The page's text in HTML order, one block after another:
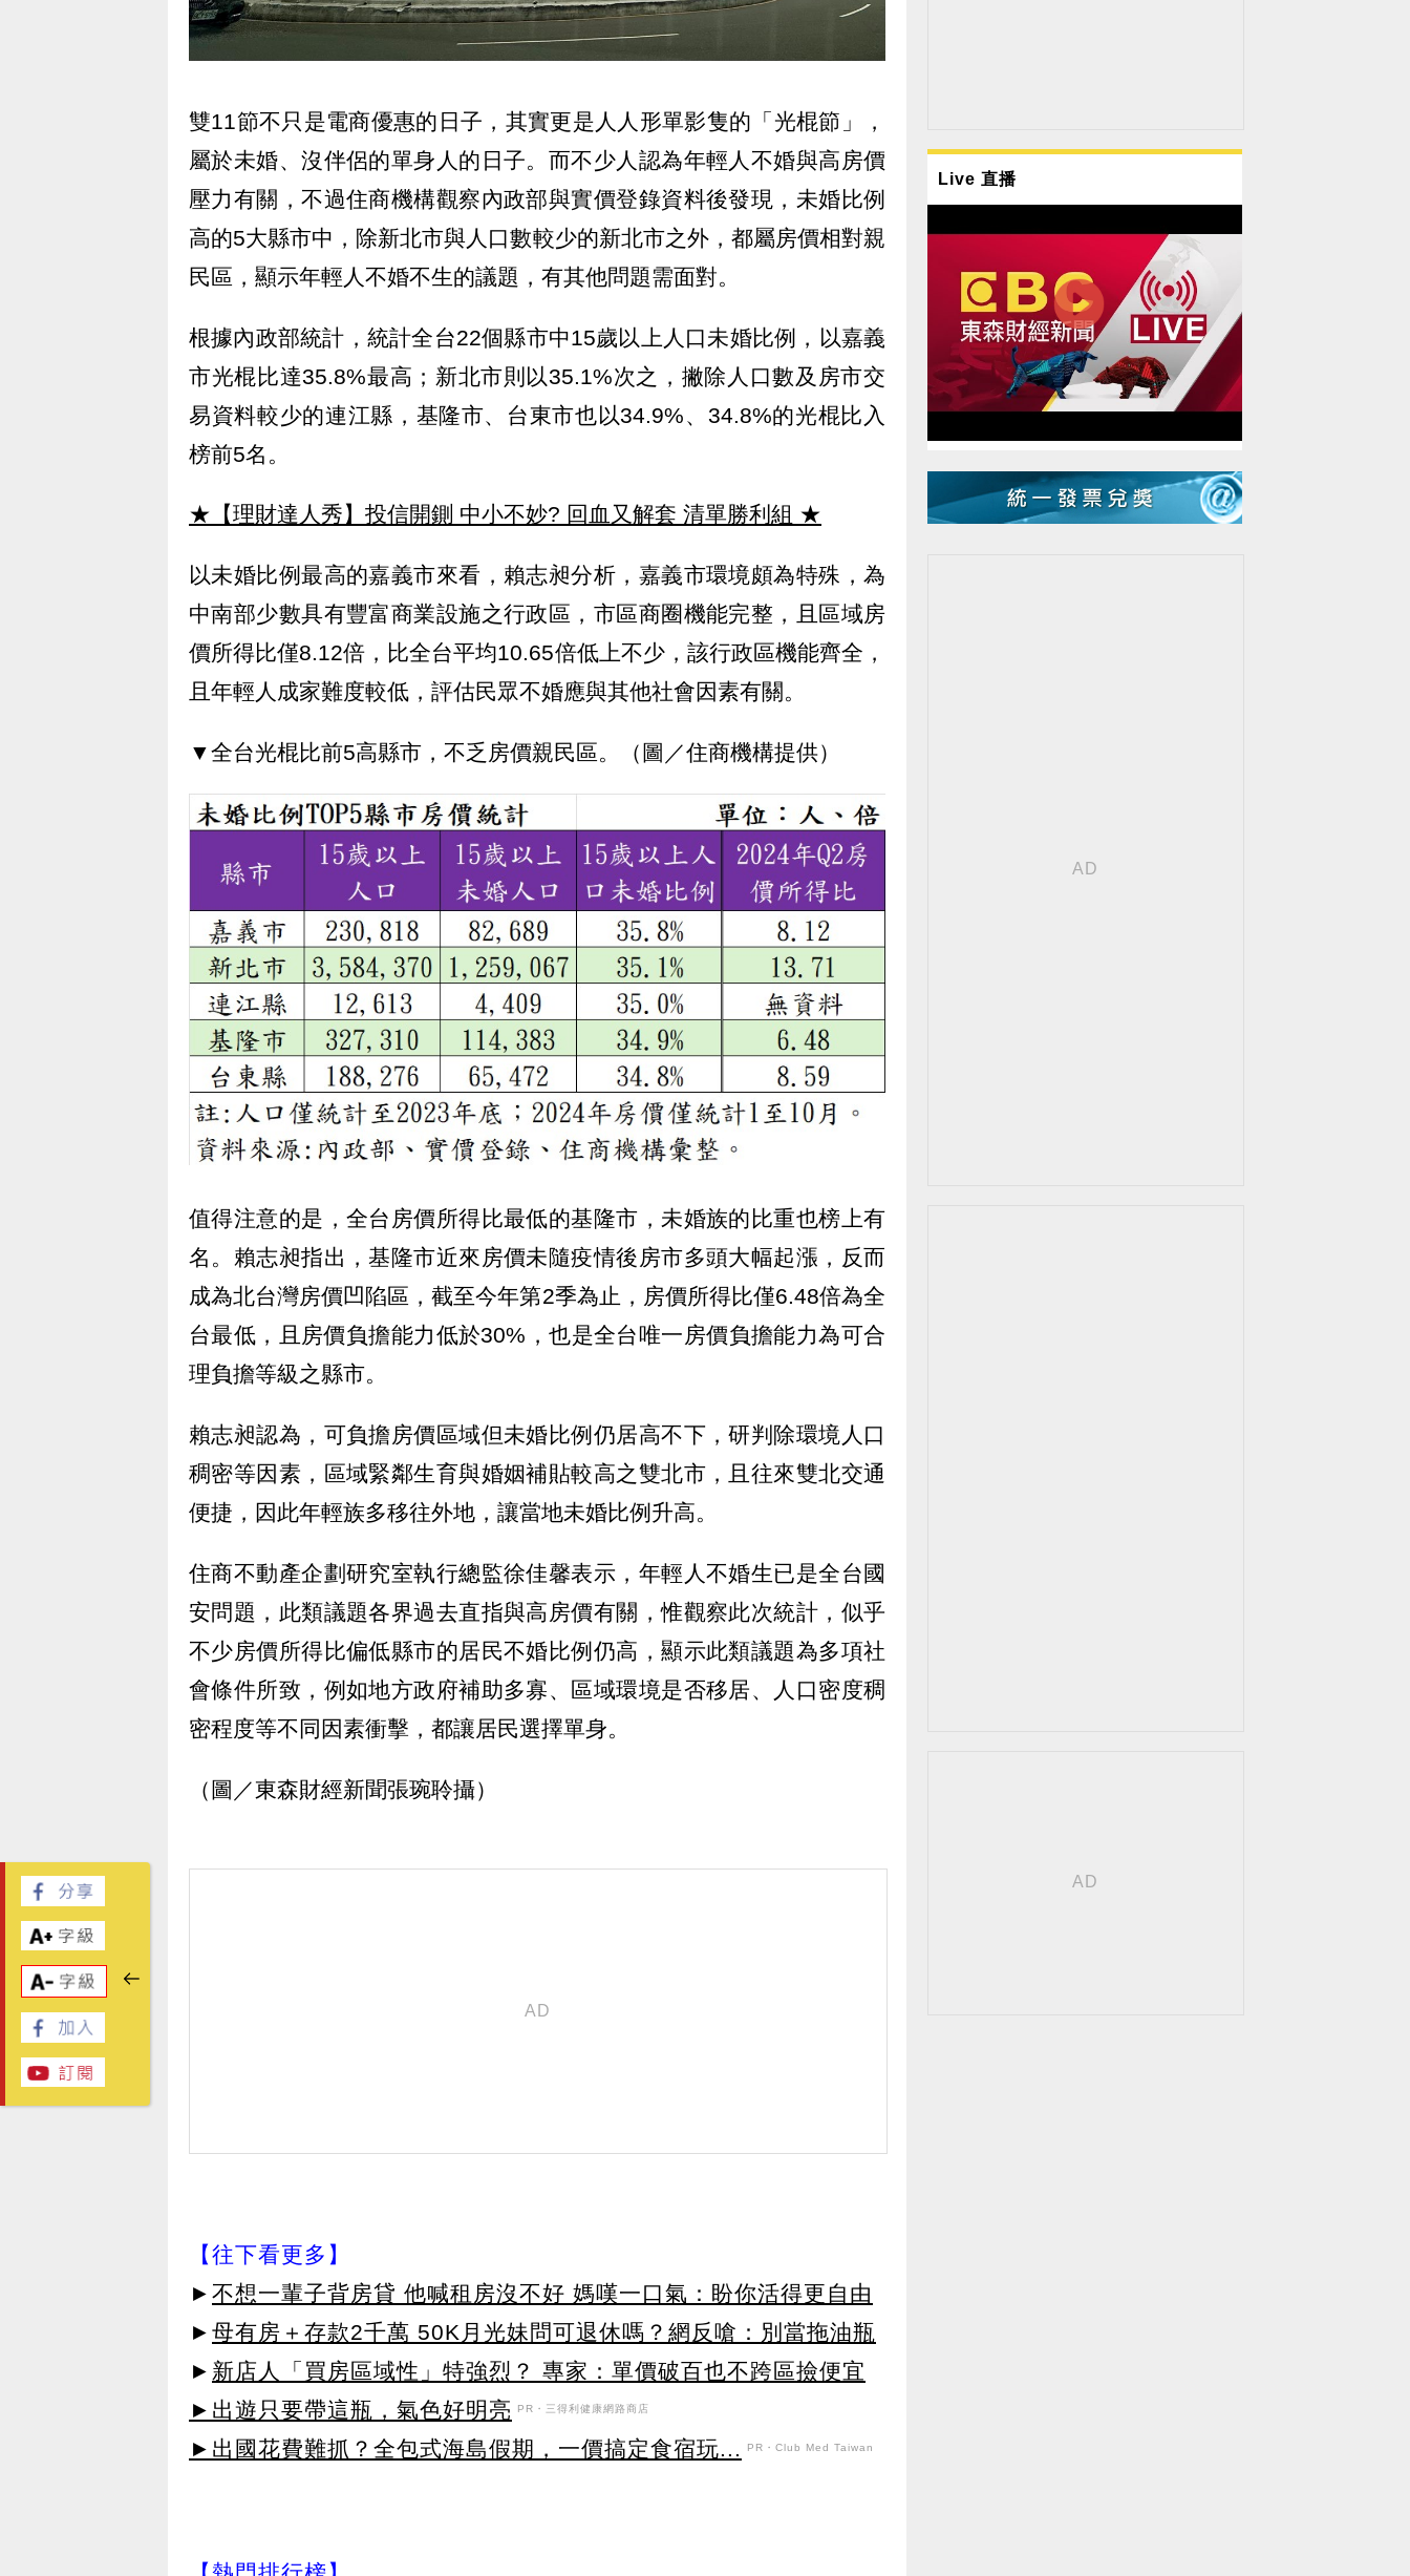
雙11節不只是電商優惠的日子，其實更是人人形單影隻的「光棍節」，
屬於未婚、沒伴侶的單身人的日子。而不少人認為年輕人不婚與高房價
壓力有關，不過住商機構觀察內政部與實價登錄資料後發現，未婚比例
高的5大縣市中，除新北市與人口數較少的新北市之外，都屬房價相對親
民區，顯示年輕人不婚不生的議題，有其他問題需面對。
根據內政部統計，統計全台22個縣市中15歲以上人口未婚比例，以嘉義
市光棍比達35.8%最高；新北市則以35.1%次之，撇除人口數及房市交
易資料較少的連江縣，基隆市、台東市也以34.9%、34.8%的光棍比入
榜前5名。
★【理財達人秀】投信開鍘 中小不妙? 回血又解套 清單勝利組 ★
以未婚比例最高的嘉義市來看，賴志昶分析，嘉義市環境頗為特殊，為
中南部少數具有豐富商業設施之行政區，市區商圈機能完整，且區域房
價所得比僅8.12倍，比全台平均10.65倍低上不少，該行政區機能齊全，
且年輕人成家難度較低，評估民眾不婚應與其他社會因素有關。
▼全台光棍比前5高縣市，不乏房價親民區。（圖／住商機構提供）
值得注意的是，全台房價所得比最低的基隆市，未婚族的比重也榜上有
名。賴志昶指出，基隆市近來房價未隨疫情後房市多頭大幅起漲，反而
成為北台灣房價凹陷區，截至今年第2季為止，房價所得比僅6.48倍為全
台最低，且房價負擔能力低於30%，也是全台唯一房價負擔能力為可合
理負擔等級之縣市。
賴志昶認為，可負擔房價區域但未婚比例仍居高不下，研判除環境人口
稠密等因素，區域緊鄰生育與婚姻補貼較高之雙北市，且往來雙北交通
便捷，因此年輕族多移往外地，讓當地未婚比例升高。
住商不動產企劃研究室執行總監徐佳馨表示，年輕人不婚生已是全台國
安問題，此類議題各界過去直指與高房價有關，惟觀察此次統計，似乎
不少房價所得比偏低縣市的居民不婚比例仍高，顯示此類議題為多項社
會條件所致，例如地方政府補助多寡、區域環境是否移居、人口密度稠
密程度等不同因素衝擊，都讓居民選擇單身。
（圖／東森財經新聞張琬聆攝）
【往下看更多】
► 不想一輩子背房貸 他喊租房沒不好 媽嘆一口氣：盼你活得更自由
► 母有房＋存款2千萬 50K月光妹問可退休嗎？網反嗆：別當拖油瓶
► 新店人「買房區域性」特強烈？ 專家：單價破百也不跨區撿便宜
►出遊只要帶這瓶，氣色好明亮
PR・三得利健康網路商店
►出國花費難抓？全包式海島假期，一價搞定食宿玩... PR・Club Med Taiwan
Live 直播